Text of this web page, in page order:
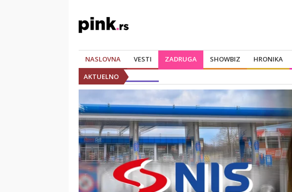
NASLOVNA VESTI ZADRUGA SHOWBIZ HRONIKA
AKTUELNO